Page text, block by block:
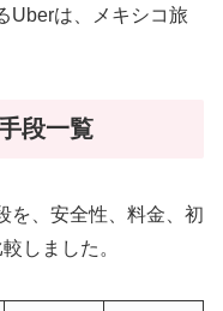
Uberは、メキシコ旅
段一覧
を、安全性、料金、初
しました。